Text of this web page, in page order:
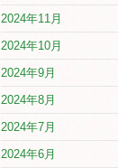
2024年11月
2024年10月
2024年9月
2024年8月
2024年7月
2024年6月